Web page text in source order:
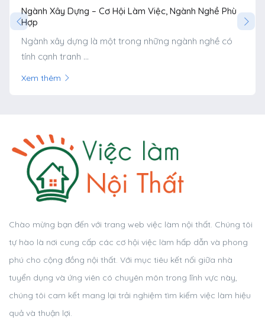
Ngành Xây Dựng – Cơ Hội Làm Việc, Ngành Nghề Phù
Hợp
Ngành xây dựng là một trong những ngành nghề có
tính cạnh tranh ...
Xem thêm
Chào mừng bạn đến với trang web việc làm nội thất. Chúng tôi
tự hào là nơi cung cấp các cơ hội việc làm hấp dẫn và phong
phú cho cộng đồng nội thất. Với mục tiêu kết nối giữa nhà
tuyển dụng và ứng viên có chuyên môn trong lĩnh vực này,
chúng tôi cam kết mang lại trải nghiệm tìm kiếm việc làm hiệu
quả và thuận lợi.